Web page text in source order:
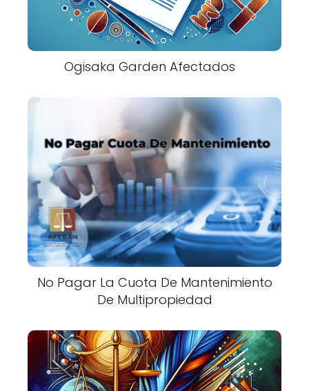
Ogisaka Garden Afectados
No Pagar La Cuota De Mantenimiento
De Multipropiedad